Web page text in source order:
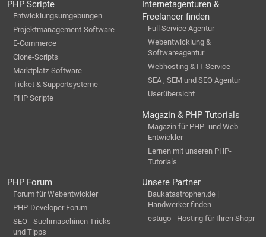
PHP Scripte
Entwicklungsumgebungen
Projektmanagement-Software
E-Commerce
Clone-Scripts
Marktplatz-Software
Ticket & Supportsysteme
PHP Scripte
Internetagenturen &
Freelancer finden
Full Service Agentur
Webentwicklung &
Softwareagentur
Webhosting & IT-Service
SEA , SEM und SEO Agentur
Userübersicht
Magazin & PHP Tutorials
Magazin für PHP- und Web-
Entwickler
Lernen mit unseren PHP-
Tutorials
PHP Forum
Forum für Webentwickler
PHP-Developer Forum
SEO - Suchmaschinen Tricks
und Tipps
Unsere Partner
Baukatastrophen.de |
Handwerker finden
estugo - Hosting für Ihren Shopr